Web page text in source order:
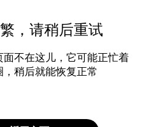
，请稍后重试
面不在这儿，它可能正忙着
，稍后就能恢复正常